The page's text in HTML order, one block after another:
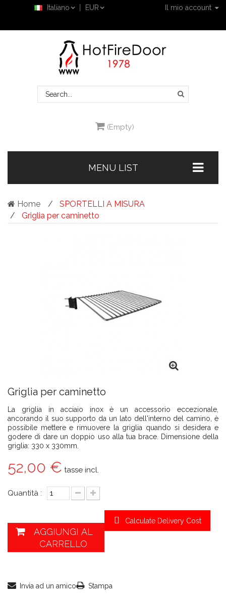
Il mio account
Italiano EUR
(Empty)
MENU LIST
Home
SPORTELLI A MISURA
Griglia per caminetto
Griglia per caminetto
La griglia in acciaio inox è un accessorio eccezionale,
ancorando il suo supporto da un lato dell'interno del camino, è
possibile mettere e rimuovere la griglia quando si desidera e
godere di dare un doppio uso alla tua brace. Dimensione della
griglia: 330 x 330mm.
52,00 € tasse incl.
Quantità :
Calculate Delivery Cost
AGGIUNGI AL
CARRELLO
Invia ad un amico Stampa